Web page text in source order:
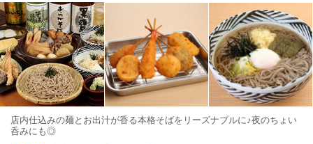
店内仕込みの麺とお出汁が香る本格そばをリーズナブルに♪夜のちょい
呑みにも◎